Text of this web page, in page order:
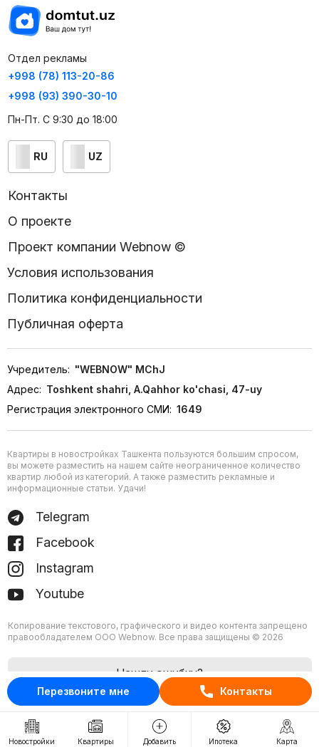
Перезвоните мне Контакты
Новостройки Квартиры Добавить Ипотека Карта
Отдел рекламы
+998 (78) 113-20-86
+998 (93) 390-30-10
Пн-Пт. С 9:30 до 18:00
RU UZ
Контакты
О проекте
Проект компании Webnow ©
Условия использования
Политика конфиденциальности
Публичная оферта
Учредитель: "WEBNOW" MChJ
Адрес: Toshkent shahri, A.Qahhor ko'chasi, 47-uy
Регистрация электронного СМИ: 1649
Квартиры в новостройках Ташкента пользуются большим спросом,
вы можете разместить на нашем сайте неограниченное количество
квартир любой из категорий. А также разместить рекламные и
информационные статьи. Удачи!
Telegram
Facebook
Instagram
Youtube
Копирование текстового, графического и видео контента запрещено
правообладателем ООО Webnow. Все права защищены © 2026
Нашли ошибку?